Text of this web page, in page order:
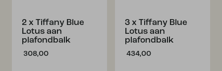
2 x Tiffany Blue
Lotus aan
plafondbalk
308,00
3 x Tiffany Blue
Lotus aan
plafondbalk
434,00